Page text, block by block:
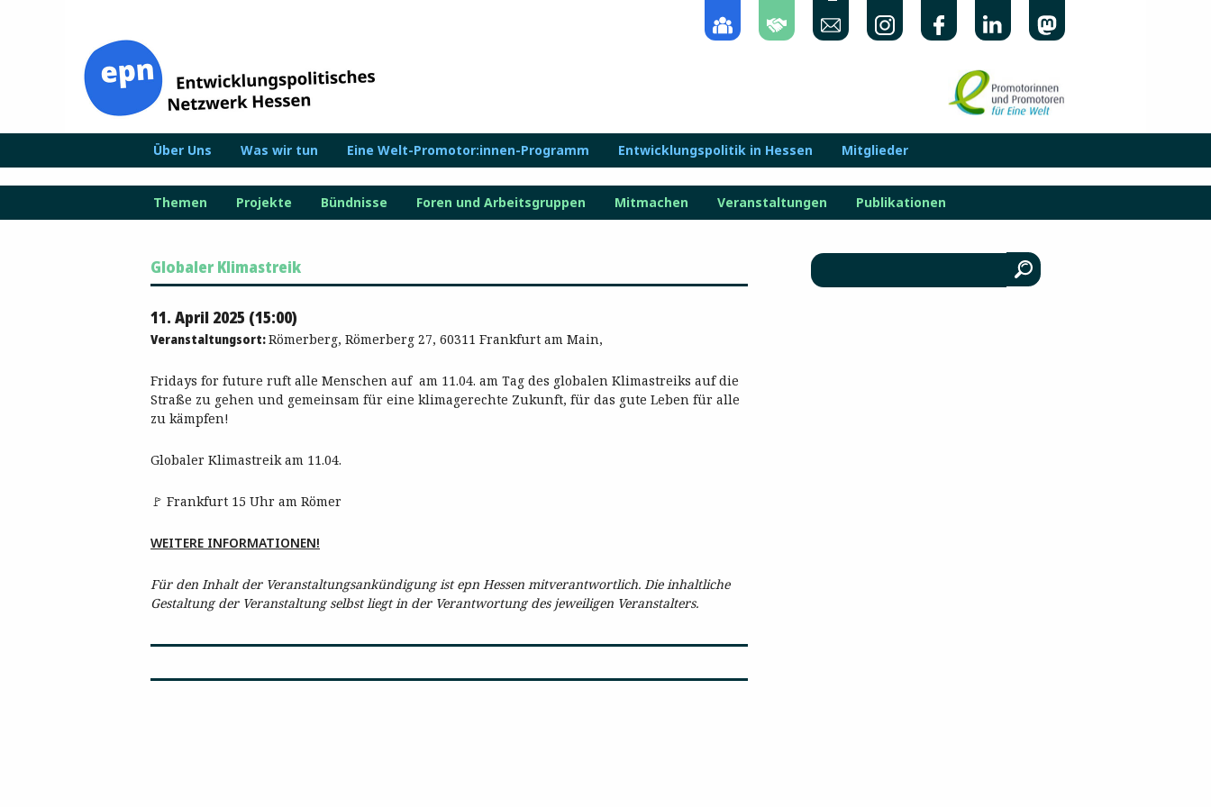
Über Uns Was wir tun Eine Welt-Promotor:innen-Programm Entwicklungspolitik in Hessen Mitglieder
Themen Projekte Bündnisse Foren und Arbeitsgruppen Mitmachen Veranstaltungen Publikationen
Globaler Klimastreik
11. April 2025 (15:00)
Veranstaltungsort:Römerberg, Römerberg 27, 60311 Frankfurt am Main,
Fridays for future ruft alle Menschen auf am 11.04. am Tag des globalen Klimastreiks auf die
Straße zu gehen und gemeinsam für eine klimagerechte Zukunft, für das gute Leben für alle
zu kämpfen!
Globaler Klimastreik am 11.04.
🚩 Frankfurt 15 Uhr am Römer
WEITERE INFORMATIONEN!
Für den Inhalt der Veranstaltungsankündigung ist epn Hessen mitverantwortlich. Die inhaltliche
Gestaltung der Veranstaltung selbst liegt in der Verantwortung des jeweiligen Veranstalters.